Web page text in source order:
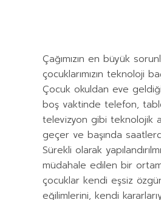
Çağımızın en büyük
çocuklarımızın teknoloji
Çocuk okuldan eve
boş vaktinde telefon,
televizyon gibi teknolojik
geçer ve başında
Sürekli olarak
müdahale edilen bir
çocuklar kendi eşsiz
eğilimlerini, kendi